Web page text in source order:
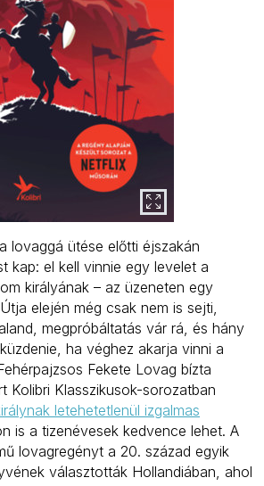
lovaggá ütése előtti éjszakán
kap: el kell vinnie egy levelet a
királyának – az üzeneten egy
elején még csak nem is sejti,
megpróbáltatás vár rá, és hány
ha véghez akarja vinni a
Fekete Lovag bízta
Kolibri Klasszikusok-sorozatban
letehetetlenül izgalmas
is a tizenévesek kedvence lehet. A
lovagregényt a 20. század egyik
választották Hollandiában, ahol